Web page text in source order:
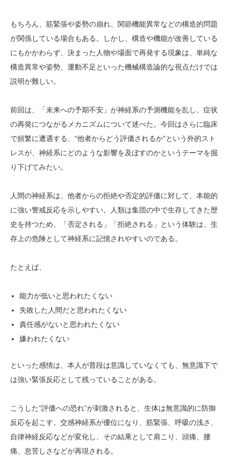
もちろん、筋緊張や姿勢の崩れ、関節機能異常などの構造的問題
が関係している場合もある。しかし、構造や機能が改善している
にもかかわらず、決まった人物や場面で再発する現象は、単純な
構造異常や姿勢、運動不足といった機械構造論的な視点だけでは
説明が難しい。
前回は、「未来への予期不安」が神経系の予測機能を乱し、症状
の再発につながるメカニズムについて述べた。今回はさらに臨床
で頻繁に遭遇する、“他者からどう評価されるか”という外的スト
レスが、神経系にどのような影響を及ぼすのかというテーマを掘
り下げてみたい。
人間の神経系は、他者からの拒絶や否定的評価に対して、本能的
に強い警戒反応を示しやすい。人類は集団の中で生存してきた歴
史を持つため、「否定される」「拒絶される」という体験は、生
存上の危険として神経系に記憶されやすいのである。
たとえば、
能力が低いと思われたくない
失敗した人間だと思われたくない
責任感がないと思われたくない
嫌われたくない
といった感情は、本人が普段は意識していなくても、無意識下で
は強い緊張反応として残っていることがある。
こうした“評価への恐れ”が刺激されると、生体は無意識的に防御
反応を起こす。交感神経系が優位になり、筋緊張、呼吸の浅さ、
自律神経反応などが変化し、その結果として肩こり、頭痛、腰
痛、息苦しさなどが再現される。